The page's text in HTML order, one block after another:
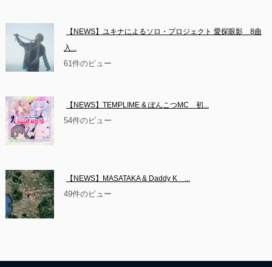
【NEWS】ユキナによるソロ・プロジェクト 愛探眼影　8曲
入...
61件のビュー
【NEWS】TEMPLIME & ぽんこつMC　初...
54件のビュー
【NEWS】MASATAKA & Daddy K　...
49件のビュー